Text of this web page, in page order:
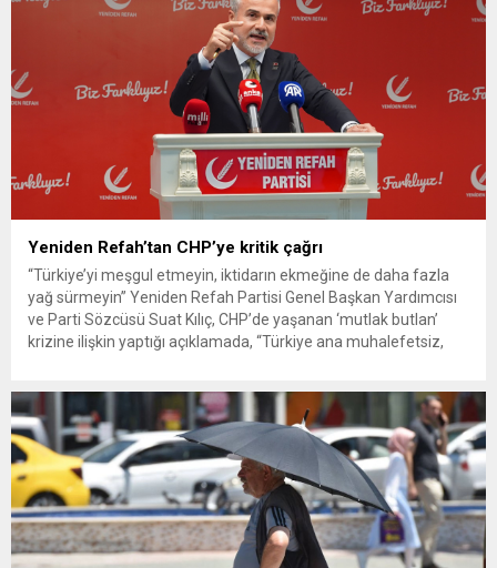
Yeniden Refah’tan CHP’ye kritik çağrı
“Türkiye’yi meşgul etmeyin, iktidarın ekmeğine de daha fazla
yağ sürmeyin” Yeniden Refah Partisi Genel Başkan Yardımcısı
ve Parti Sözcüsü Suat Kılıç, CHP’de yaşanan ‘mutlak butlan’
krizine ilişkin yaptığı açıklamada, “Türkiye ana muhalefetsiz,
olun. Türkiye’yi...